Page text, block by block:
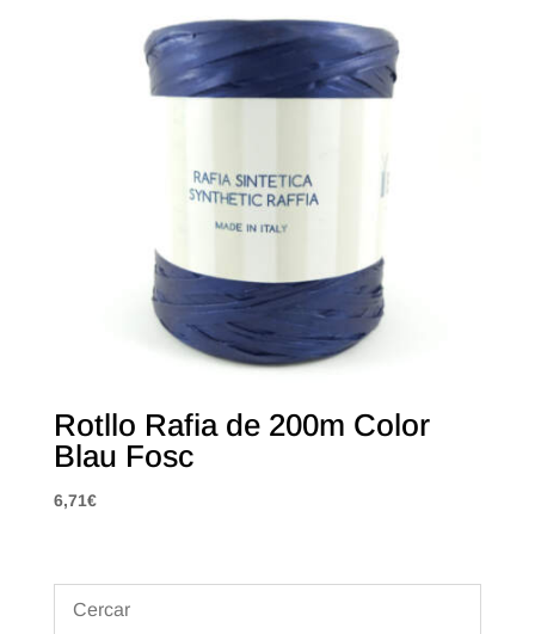
Rotllo Rafia de 200m Color
Blau Fosc
6,71€